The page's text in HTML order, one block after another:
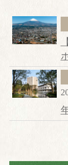
イ
宿
京会席
イ